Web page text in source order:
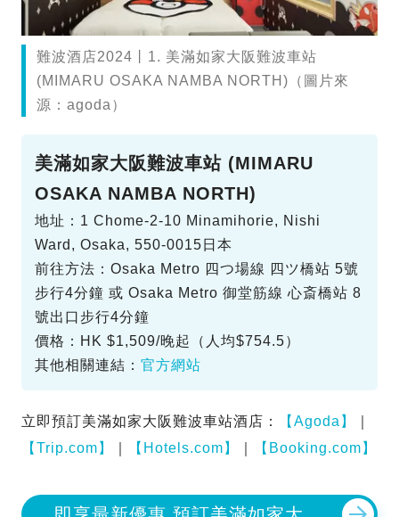
難波酒店2024丨1. 美滿如家大阪難波車站
(MIMARU OSAKA NAMBA NORTH)（圖片來
源：agoda）
美滿如家大阪難波車站 (MIMARU
OSAKA NAMBA NORTH)
地址：1 Chome-2-10 Minamihorie, Nishi
Ward, Osaka, 550-0015日本
前往方法：Osaka Metro 四つ場線 四ツ橋站 5號
步行4分鐘 或 Osaka Metro 御堂筋線 心斎橋站 8
號出口步行4分鐘
價格：HK $1,509/晚起（人均$754.5）
其他相關連結： 官方網站
立即預訂美滿如家大阪難波車站酒店： 【Agoda】
【Trip.com】
【Hotels.com】 【Booking.com】